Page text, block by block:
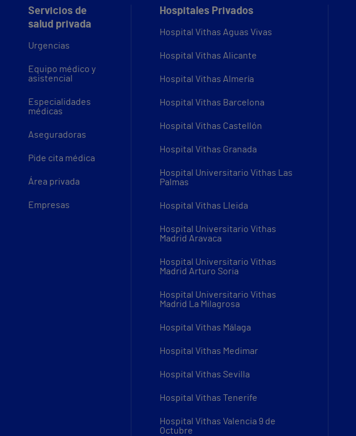
Servicios de
salud privada
Urgencias
Equipo médico y
asistencial
Especialidades
médicas
Aseguradoras
Pide cita médica
Área privada
Empresas
Hospitales Privados
Hospital Vithas Aguas Vivas
Hospital Vithas Alicante
Hospital Vithas Almería
Hospital Vithas Barcelona
Hospital Vithas Castellón
Hospital Vithas Granada
Hospital Universitario Vithas Las
Palmas
Hospital Vithas Lleida
Hospital Universitario Vithas
Madrid Aravaca
Hospital Universitario Vithas
Madrid Arturo Soria
Hospital Universitario Vithas
Madrid La Milagrosa
Hospital Vithas Málaga
Hospital Vithas Medimar
Hospital Vithas Sevilla
Hospital Vithas Tenerife
Hospital Vithas Valencia 9 de
Octubre